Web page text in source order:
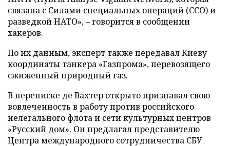
связана с Силами специальных операций (ССО) и
разведкой НАТО», – говорится в сообщении
хакеров.
По их данным, эксперт также передавал Киеву
координаты танкера «Газпрома», перевозящего
сжиженный природный газ.
В переписке де Вахтер открыто признавал свою
вовлеченность в работу против российского
нелегального флота и сети культурных центров
«Русский дом». Он предлагал представителю
Центра международного сотрудничества СБУ